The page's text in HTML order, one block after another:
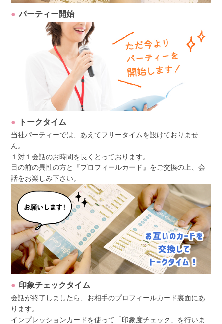
パーティー開始
トークタイム
当社パーティーでは、あえてフリータイムを設けておりませ
ん。
１対１会話のお時間を長くとっております。
目の前の異性の方と『プロフィールカード』をご交換の上、会
話をお楽しみ下さい。
印象チェックタイム
会話が終了しましたら、お相手のプロフィールカード裏面にあ
ります。
インプレッションカードを使って「印象度チェック」を行いま